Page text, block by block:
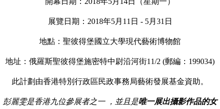
展覽日期：2018年5月11日 - 5月31日
地點：聖彼得堡國立大學現代藝術博物館
地址：俄羅斯聖彼得堡施密特中尉沿河街11/2 (郵編：199034)
此計劃由香港特別行政區民政事務局藝術發展基金資助。
彭麗雯是香港九位參展者之一 ，並且是唯一展出攝影作品的女